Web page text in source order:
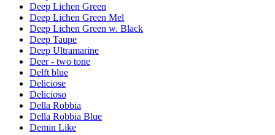
Deep Lichen Green
Deep Lichen Green Mel
Deep Lichen Green w. Black
Deep Taupe
Deep Ultramarine
Deer - two tone
Delft blue
Deliciose
Delicioso
Della Robbia
Della Robbia Blue
Demin Like